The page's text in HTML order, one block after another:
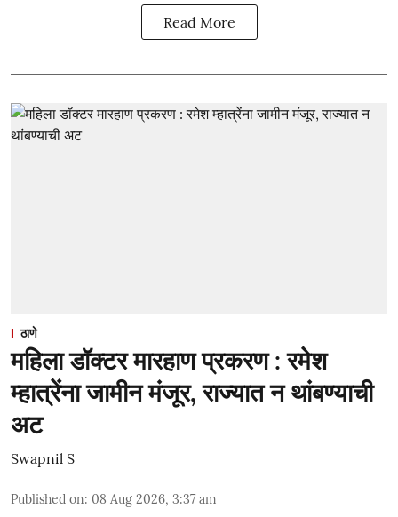
Read More
ठाणे
महिला डॉक्टर मारहाण प्रकरण : रमेश
म्हात्रेंना जामीन मंजूर, राज्यात न थांबण्याची
अट
Swapnil S
Published on: 08 Aug 2026, 3:37 am